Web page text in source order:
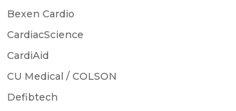
Bexen Cardio
CardiacScience
CardiAid
CU Medical / COLSON
Defibtech